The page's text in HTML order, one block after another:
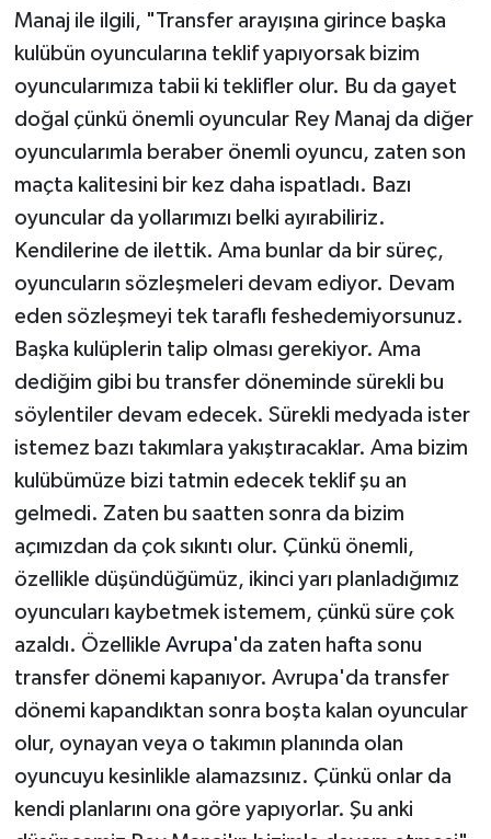
Manaj ile ilgili, "Transfer arayışına girince başka
kulübün oyuncularına teklif yapıyorsak bizim
oyuncularımıza tabii ki teklifler olur. Bu da gayet
doğal çünkü önemli oyuncular Rey Manaj da diğer
oyuncularımla beraber önemli oyuncu, zaten son
maçta kalitesini bir kez daha ispatladı. Bazı
oyuncular da yollarımızı belki ayırabiliriz.
Kendilerine de ilettik. Ama bunlar da bir süreç,
oyuncuların sözleşmeleri devam ediyor. Devam
eden sözleşmeyi tek taraflı feshedemiyorsunuz.
Başka kulüplerin talip olması gerekiyor. Ama
dediğim gibi bu transfer döneminde sürekli bu
söylentiler devam edecek. Sürekli medyada ister
istemez bazı takımlara yakıştıracaklar. Ama bizim
kulübümüze bizi tatmin edecek teklif şu an
gelmedi. Zaten bu saatten sonra da bizim
açımızdan da çok sıkıntı olur. Çünkü önemli,
özellikle düşündüğümüz, ikinci yarı planladığımız
oyuncuları kaybetmek istemem, çünkü süre çok
azaldı. Özellikle Avrupa'da zaten hafta sonu
transfer dönemi kapanıyor. Avrupa'da transfer
dönemi kapandıktan sonra boşta kalan oyuncular
olur, oynayan veya o takımın planında olan
oyuncuyu kesinlikle alamazsınız. Çünkü onlar da
kendi planlarını ona göre yapıyorlar. Şu anki